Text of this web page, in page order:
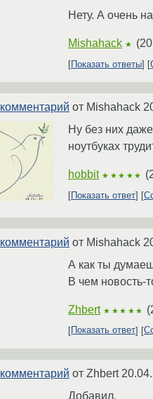
Нету. А очень
Mishahack ★ (
Показать ответы
комментарий от Mishahack
Ну без них
ноутбуках
hobbit ★★★★★ (
Показать ответ
комментарий от Mishahack
А как ты
В чем новость-
Zhbert ★★★★★ (
Показать ответ
комментарий от Zhbert
Добавил.